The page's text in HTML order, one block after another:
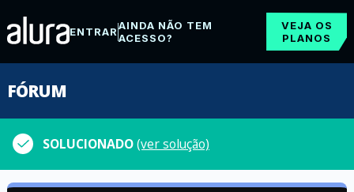
ENTRARAINDA NÃO TEM
ACESSO?
VEJA OS
PLANOS
FÓRUM
SOLUCIONADO(ver solução)